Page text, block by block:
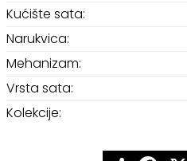
Kućište sata:
Narukvica:
Mehanizam:
Vrsta sata:
Kolekcije: